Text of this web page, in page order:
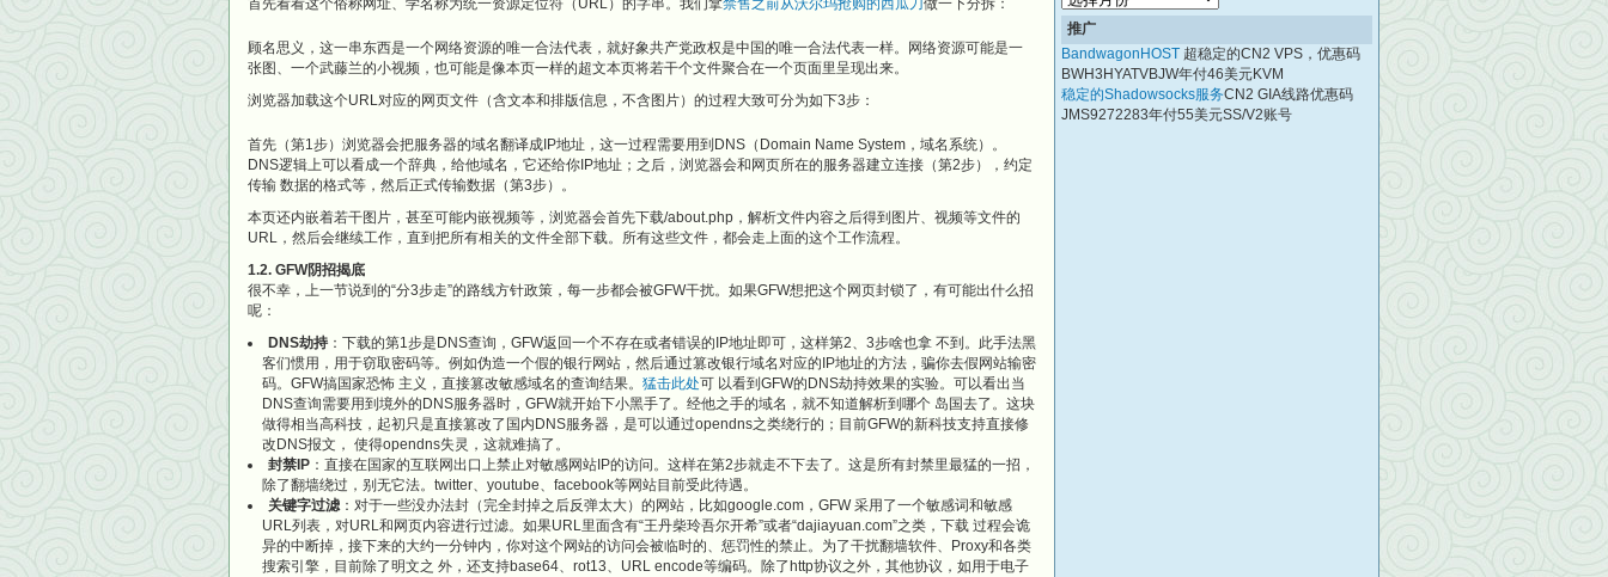
首先看看这个俗称网址、学名称为统一资源定位符（URL）的字串。我们拿禁售之前从沃尔玛抢购的西瓜刀 做一下分拆：
顾名思义，这一串东西是一个网络资源的唯一合法代表，就好象共产党政权是中国的唯一合法代表一样。网络资源可能是一
张图、一个武藤兰的小视频，也可能是像本页一样的超文本页将若干个文件聚合在一个页面里呈现出来。
浏览器加载这个URL对应的网页文件（含文本和排版信息，不含图片）的过程大致可分为如下3步：
首先（第1步）浏览器会把服务器的域名翻译成IP地址，这一过程需要用到DNS（Domain Name System，域名系统）。
DNS逻辑上可以看成一个辞典，给他域名，它还给你IP地址；之后，浏览器会和网页所在的服务器建立连接（第2步），约定
传输 数据的格式等，然后正式传输数据（第3步）。
本页还内嵌着若干图片，甚至可能内嵌视频等，浏览器会首先下载/about.php，解析文件内容之后得到图片、视频等文件的
URL，然后会继续工作，直到把所有相关的文件全部下载。所有这些文件，都会走上面的这个工作流程。
1.2. GFW阴招揭底
很不幸，上一节说到的“分3步走”的路线方针政策，每一步都会被GFW干扰。如果GFW想把这个网页封锁了，有可能出什么招
呢：
DNS劫持 ：下载的第1步是DNS查询，GFW返回一个不存在或者错误的IP地址即可，这样第2、3步啥也拿 不到。此手法黑
客们惯用，用于窃取密码等。例如伪造一个假的银行网站，然后通过篡改银行域名对应的IP地址的方法，骗你去假网站输密
码。GFW搞国家恐怖 主义，直接篡改敏感域名的查询结果。 猛击此处可 以看到GFW的DNS劫持效果的实验。可以看出当
DNS查询需要用到境外的DNS服务器时，GFW就开始下小黑手了。经他之手的域名，就不知道解析到哪个 岛国去了。这块
做得相当高科技，起初只是直接篡改了国内DNS服务器，是可以通过opendns之类绕行的；目前GFW的新科技支持直接修
改DNS报文， 使得opendns失灵，这就难搞了。
封禁IP ：直接在国家的互联网出口上禁止对敏感网站IP的访问。这样在第2步就走不下去了。这是所有封禁里最猛的一招，
除了翻墙绕过，别无它法。twitter、youtube、facebook等网站目前受此待遇。
关键字过滤：对于一些没办法封（完全封掉之后反弹太大）的网站，比如google.com，GFW 采用了一个敏感词和敏感
URL列表，对URL和网页内容进行过滤。如果URL里面含有“王丹柴玲吾尔开希”或者“dajiayuan.com”之类，下载 过程会诡
异的中断掉，接下来的大约一分钟内，你对这个网站的访问会被临时的、惩罚性的禁止。为了干扰翻墙软件、Proxy和各类
搜索引擎，目前除了明文之 外，还支持base64、rot13、URL encode等编码。除了http协议之外，其他协议，如用于电子
档
推广
BandwagonHOST 超稳定的CN2 VPS，优惠码
BWH3HYATVBJW年付46美元KVM
稳定的Shadowsocks服务CN2 GIA线路优惠码
JMS9272283年付55美元SS/V2账号